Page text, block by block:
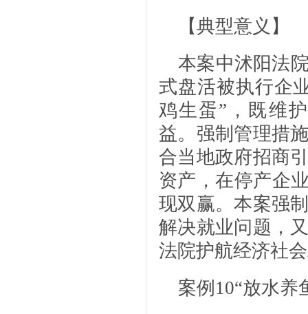
【典型意义】
本案中沭阳法
式盘活被执行企
鸡生蛋”，既维
益。强制管理措
合当地政府招商
资产，在停产企
现双赢。本案强
解决就业问题，
法院护航经济社
案例10“放水养